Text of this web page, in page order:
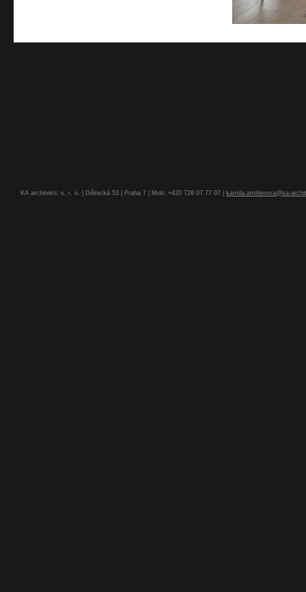
KA architekti, s. r. o. | Dělnická 53 | Praha 7 | Mob: +420 728 07 77 07 | kamila.amblerova@ka-